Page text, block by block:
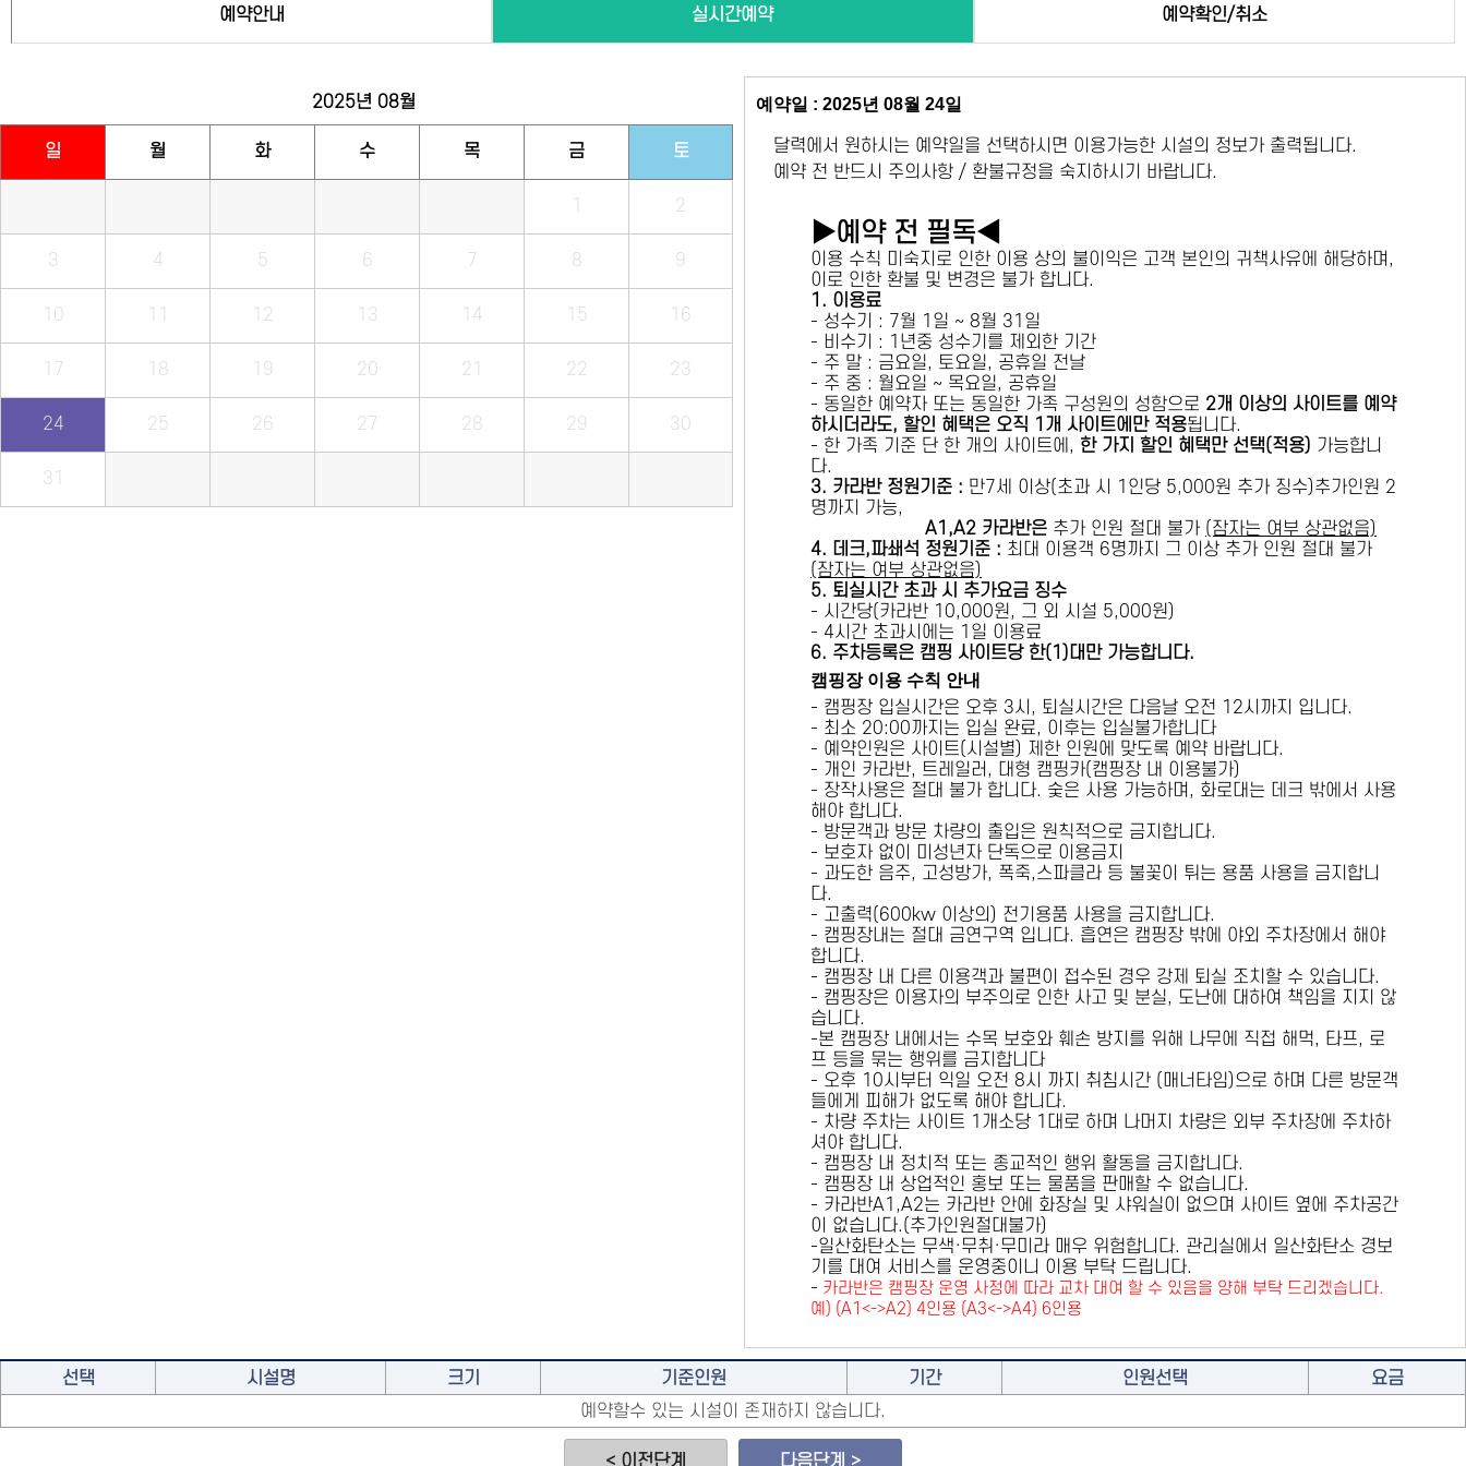
예약안내 실시간예약 예약확인/취소
2025년 08월
일 월 화 수 목 금 토
1 2
3 4 5 6 7 8 9
10 11 12 13 14 15 16
17 18 19 20 21 22 23
24 25 26 27 28 29 30
31
예약일 : 2025년 08월 24일
달력에서 원하시는 예약일을 선택하시면 이용가능한 시설의 정보가 출력됩니다.
예약 전 반드시 주의사항 / 환불규정을 숙지하시기 바랍니다.
▶예약 전 필독◀
이용 수칙 미숙지로 인한 이용 상의 불이익은 고객 본인의 귀책사유에 해당하며,
이로 인한 환불 및 변경은 불가 합니다.
1. 이용료
- 성수기 : 7월 1일 ~ 8월 31일
- 비수기 : 1년중 성수기를 제외한 기간
- 주 말 : 금요일, 토요일, 공휴일 전날
- 주 중 : 월요일 ~ 목요일, 공휴일
- 동일한 예약자 또는 동일한 가족 구성원의 성함으로 2개 이상의 사이트를 예약
하시더라도, 할인 혜택은 오직 1개 사이트에만 적용됩니다.
- 한 가족 기준 단 한 개의 사이트에, 한 가지 할인 혜택만 선택(적용) 가능합니
다.
3. 카라반 정원기준 : 만7세 이상(초과 시 1인당 5,000원 추가 징수)추가인원 2
명까지 가능,
A1,A2 카라반은 추가 인원 절대 불가 (잠자는 여부 상관없음)
4. 데크,파쇄석 정원기준 : ​최대 이용객 6명까지 그 이상 추가 인원 절대 불가
(잠자는 여부 상관없음)
5. 퇴실시간 초과 시 추가요금 징수
- 시간당(카라반 10,000원, 그 외 시설 5,000원)
- 4시간 초과시에는 1일 이용료
6. 주차등록은 캠핑 사이트당 한(1)대만 가능합니다.
캠핑장 이용 수칙 안내
- 캠핑장 입실시간은 오후 3시, 퇴실시간은 다음날 오전 12시까지 입니다.
- 최소 20:00까지는 입실 완료, 이후는 입실불가합니다
- 예약인원은 사이트(시설별) 제한 인원에 맞도록 예약 바랍니다.
- 개인 카라반, 트레일러, 대형 캠핑카(캠핑장 내 이용불가)
- 장작사용은 절대 불가 합니다. 숯은 사용 가능하며, 화로대는 데크 밖에서 사용
해야 합니다.
- 방문객과 방문 차량의 출입은 원칙적으로 금지합니다.
- 보호자 없이 미성년자 단독으로 이용금지
- 과도한 음주, 고성방가, 폭죽,스파클라 등 불꽃이 튀는 용품 사용을 금지합니
다.
- 고출력(600kw 이상의) 전기용품 사용을 금지합니다.
- 캠핑장내는 절대 금연구역 입니다. 흡연은 캠핑장 밖에 야외 주차장에서 해야
합니다.
- 캠핑장 내 다른 이용객과 불편이 접수된 경우 강제 퇴실 조치할 수 있습니다.
- 캠핑장은 이용자의 부주의로 인한 사고 및 분실, 도난에 대하여 책임을 지지 않
습니다.
-본 캠핑장 내에서는 수목 보호와 훼손 방지를 위해 나무에 직접 해먹, 타프, 로
프 등을 묶는 행위를 금지 합니다
- 오후 10시부터 익일 오전 8시 까지 취침시간 (매너타임)으로 하며 다른 방문객
들에게 피해가 없도록 해야 합니다.
- 차량 주차는 사이트 1개소당 1대로 하며 나머지 차량은 외부 주차장에 주차하
셔야 합니다.
- 캠핑장 내 정치적 또는 종교적인 행위 활동을 금지합니다.
- 캠핑장 내 상업적인 홍보 또는 물품을 판매할 수 없습니다.
- 카라반A1,A2는 카라반 안에 화장실 및 샤워실이 없으며 사이트 옆에 주차공간
이 없습니다.(추가인원절대불가)
-일산화탄소는 무색·무취·무미라 매우 위험합니다. 관리실에서 일산화탄소 경보
기를 대여 서비스를 운영중이니 이용 부탁 드립니다.
- 카라반은 캠핑장 운영 사정에 따라 교차 대여 할 수 있음을 양해 부탁 드리겠습니다.
예) (A1<->A2) 4인용 (A3<->A4) 6인용
선택 시설명 크기 기준인원 기간 인원선택
요금
예약할수 있는 시설이 존재하지 않습니다.
< 이전단계 다음단계 >